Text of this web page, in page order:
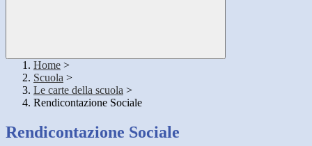
Home >
Scuola >
Le carte della scuola >
Rendicontazione Sociale
Rendicontazione Sociale